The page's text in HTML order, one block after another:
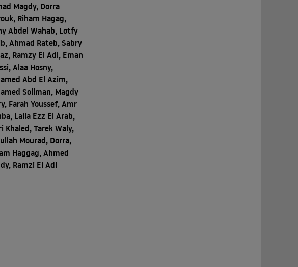
Magdy, Dorra
Riham Hagag,
Abdel Wahab, Lotfy
Ahmad Rateb, Sabry
Ramzy El Adl, Eman
Alaa Hosny,
Abd El Azim,
Soliman, Magdy
Farah Youssef, Amr
Laila Ezz El Arab,
Khaled, Tarek Waly,
Mourad, Dorra,
Haggag, Ahmed
Ramzi El Adl